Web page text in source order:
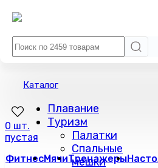
Каталог
Плавание
Туризм
Палатки
Спальные
мешки
0 шт.
пустая
ФитнесМячиТренажеры